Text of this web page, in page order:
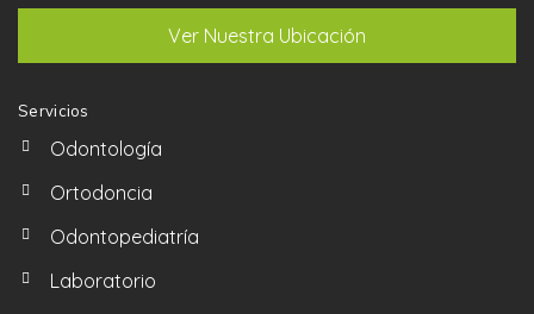
Ver Nuestra Ubicación
Servicios
Odontología
Ortodoncia
Odontopediatría
Laboratorio